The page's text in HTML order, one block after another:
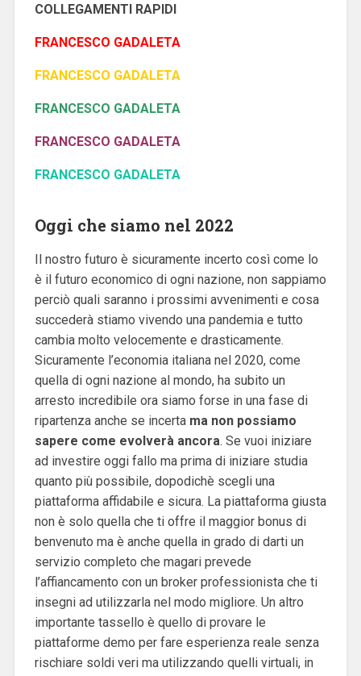
COLLEGAMENTI RAPIDI
FRANCESCO GADALETA
FRANCESCO GADALETA
FRANCESCO GADALETA
FRANCESCO GADALETA
FRANCESCO GADALETA
Oggi che siamo nel 2022
Il nostro futuro è sicuramente incerto così come lo
è il futuro economico di ogni nazione, non sappiamo
perciò quali saranno i prossimi avvenimenti e cosa
succederà stiamo vivendo una pandemia e tutto
cambia molto velocemente e drasticamente.
Sicuramente l’economia italiana nel 2020, come
quella di ogni nazione al mondo, ha subito un
arresto incredibile ora siamo forse in una fase di
ripartenza anche se incerta ma non possiamo
sapere come evolverà ancora. Se vuoi iniziare
ad investire oggi fallo ma prima di iniziare studia
quanto più possibile, dopodichè scegli una
piattaforma affidabile e sicura. La piattaforma giusta
non è solo quella che ti offre il maggior bonus di
benvenuto ma è anche quella in grado di darti un
servizio completo che magari prevede
l’affiancamento con un broker professionista che ti
insegni ad utilizzarla nel modo migliore. Un altro
importante tassello è quello di provare le
piattaforme demo per fare esperienza reale senza
rischiare soldi veri ma utilizzando quelli virtuali, in